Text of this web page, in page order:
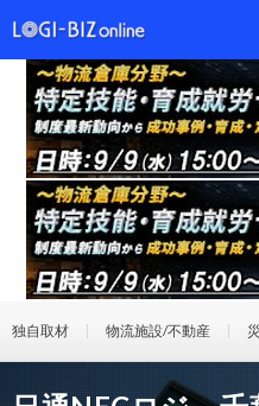
独自取材 物流施設/不動産